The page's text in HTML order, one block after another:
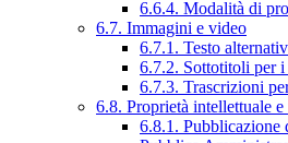
6.6.4. Modalità di
6.7. Immagini e video
6.7.1. Testo
6.7.2. Sottotitoli per
6.7.3. Trascrizioni
6.8. Proprietà intellettuale
6.8.1. Pubblicazione